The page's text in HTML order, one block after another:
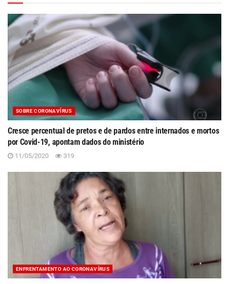
SOBRE CORONAVÍRUS
Cresce percentual de pretos e de pardos entre internados e mortos
por Covid-19, apontam dados do ministério
11/05/2020 319
ENFRENTAMENTO AO CORONAVÍRUS